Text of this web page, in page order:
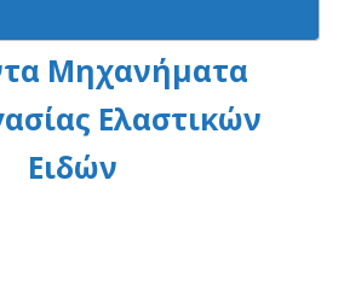
Μηχανήματα
Ελαστικών
Ειδών